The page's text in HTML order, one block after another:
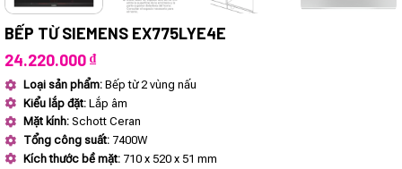
BẾP TỪ SIEMENS EX775LYE4E
24.220.000 ₫
Loại sản phẩm: Bếp từ 2 vùng nấu
Kiểu lắp đặt: Lắp âm
Mặt kính: Schott Ceran
Tổng công suất: 7400W
Kích thước bề mặt: 710 x 520 x 51 mm